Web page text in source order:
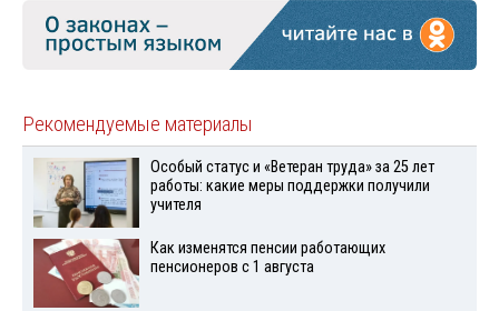
Рекомендуемые материалы
Особый статус и «Ветеран труда» за 25 лет
работы: какие меры поддержки получили
учителя
Как изменятся пенсии работающих
пенсионеров с 1 августа